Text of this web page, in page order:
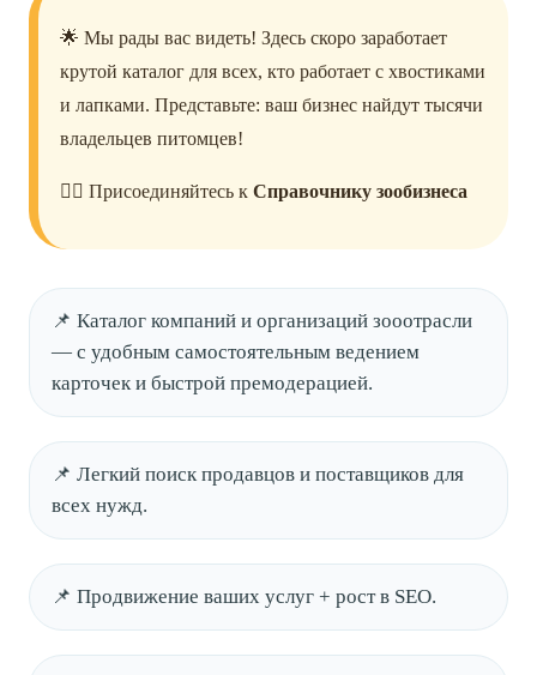
🌟 Мы рады вас видеть! Здесь скоро заработает
крутой каталог для всех, кто работает с хвостиками
и лапками. Представьте: ваш бизнес найдут тысячи
владельцев питомцев!
🐕‍🦺 Присоединяйтесь к Справочнику зообизнеса
📌 Каталог компаний и организаций зооотрасли
— с удобным самостоятельным ведением
карточек и быстрой премодерацией.
📌 Легкий поиск продавцов и поставщиков для
всех нужд.
📌 Продвижение ваших услуг + рост в SEO.